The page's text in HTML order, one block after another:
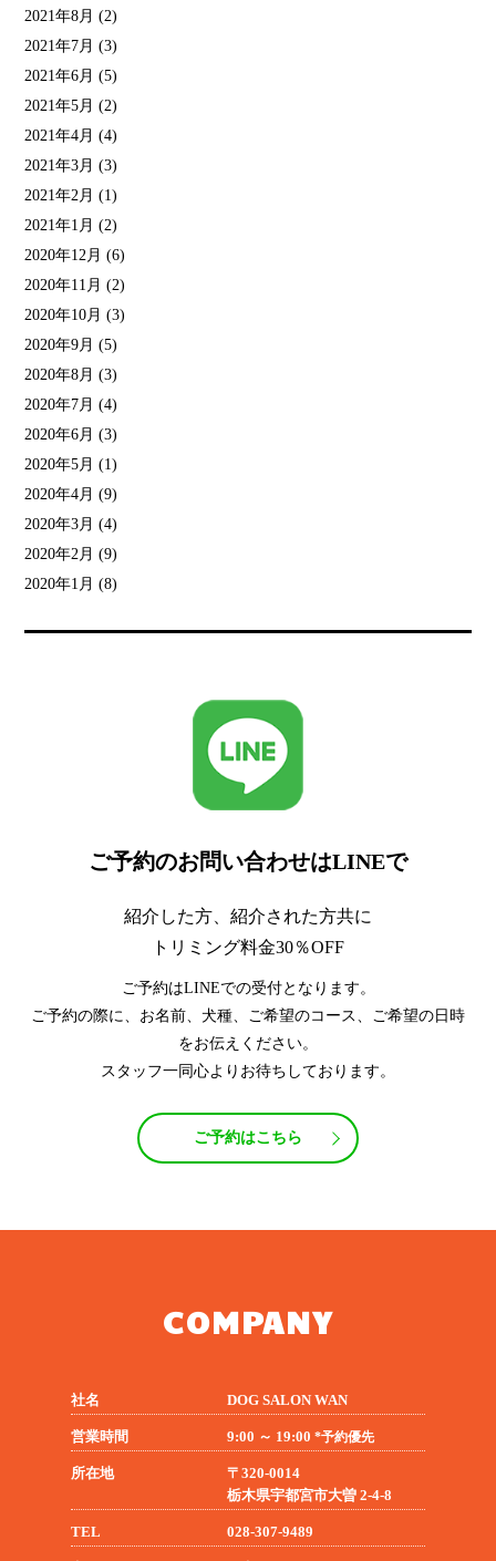
2021年8月 (2)
2021年7月 (3)
2021年6月 (5)
2021年5月 (2)
2021年4月 (4)
2021年3月 (3)
2021年2月 (1)
2021年1月 (2)
2020年12月 (6)
2020年11月 (2)
2020年10月 (3)
2020年9月 (5)
2020年8月 (3)
2020年7月 (4)
2020年6月 (3)
2020年5月 (1)
2020年4月 (9)
2020年3月 (4)
2020年2月 (9)
2020年1月 (8)
ご予約のお問い合わせはLINEで
紹介した方、紹介された方共に
トリミング料金30％OFF
ご予約はLINEでの受付となります。
ご予約の際に、お名前、犬種、ご希望のコース、ご希望の日時
をお伝えください。
スタッフ一同心よりお待ちしております。
ご予約はこちら
COMPANY
社名 DOG SALON WAN
営業時間 9:00 ～ 19:00 *予約優先
所在地
〒320-0014
栃木県宇都宮市大曽 2-4-8
TEL 028-307-9489